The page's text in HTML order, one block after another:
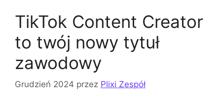
TikTok Content Creator
to twój nowy tytuł
zawodowy
Grudzień 2024 przez Plixi Zespół